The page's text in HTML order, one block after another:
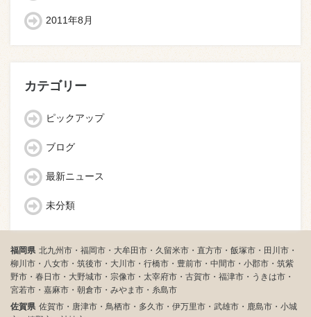
2011年8月
カテゴリー
ピックアップ
ブログ
最新ニュース
未分類
福岡県 北九州市・福岡市・大牟田市・久留米市・直方市・飯塚市・田川市・
柳川市・八女市・筑後市・大川市・行橋市・豊前市・中間市・小郡市・筑紫
野市・春日市・大野城市・宗像市・太宰府市・古賀市・福津市・うきは市・
宮若市・嘉麻市・朝倉市・みやま市・糸島市
佐賀県 佐賀市・唐津市・鳥栖市・多久市・伊万里市・武雄市・鹿島市・小城